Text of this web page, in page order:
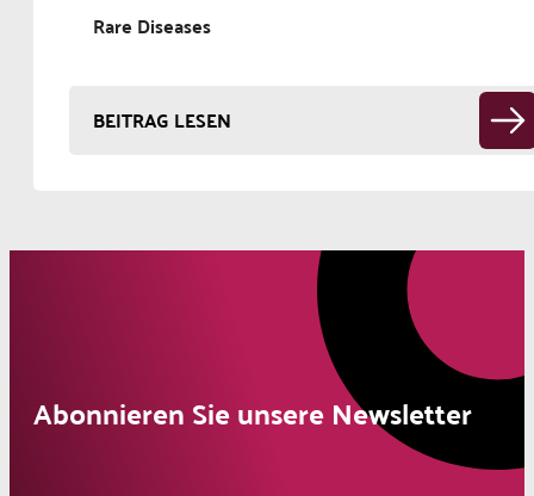
Rare Diseases
BEITRAG LESEN
Abonnieren Sie unsere Newsletter